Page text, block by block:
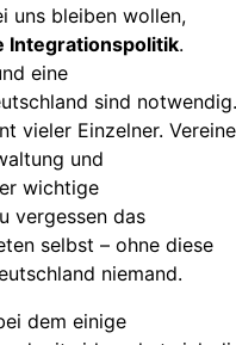
uns bleiben wollen,
Integrationspolitik.
eine
sind notwendig.
vieler Einzelner.
und
wichtige
vergessen das
selbst – ohne diese
niemand.
dem einige